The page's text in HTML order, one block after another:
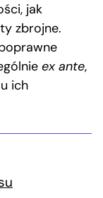
jak
zbrojne.
ex ante,
ich